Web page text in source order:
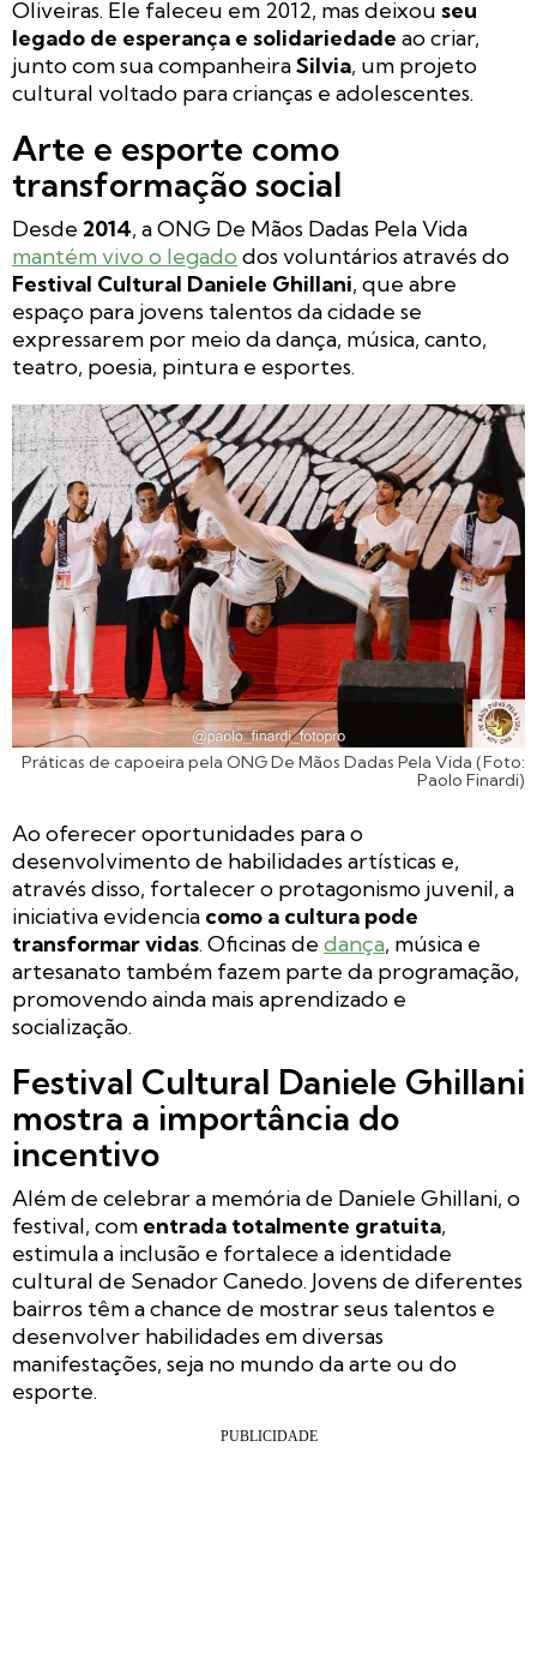
Oliveiras. Ele faleceu em 2012, mas deixou seu
legado de esperança e solidariedade ao criar,
junto com sua companheiraSilvia, um projeto
cultural voltado para crianças e adolescentes.
Arte e esporte como
transformação social
Desde 2014, a ONG De Mãos Dadas Pela Vida
mantém vivo o legado dos voluntários através do
Festival Cultural Daniele Ghillani, que abre
espaço para jovens talentos da cidade se
expressarem por meio da dança, música, canto,
teatro, poesia, pintura e esportes.
Práticas de capoeira pela ONG De Mãos Dadas Pela Vida (Foto:
Paolo Finardi)
Ao oferecer oportunidades para o
desenvolvimento de habilidades artísticas e,
através disso, fortalecer o protagonismo juvenil, a
iniciativa evidencia como a cultura pode
transformar vidas. Oficinas de dança, música e
artesanato também fazem parte da programação,
promovendo ainda mais aprendizado e
socialização.
Festival Cultural Daniele Ghillani
mostra a importância do
incentivo
Além de celebrar a memória de Daniele Ghillani, o
festival, com entrada totalmente gratuita,
estimula a inclusão e fortalece a identidade
cultural de Senador Canedo. Jovens de diferentes
bairros têm a chance de mostrar seus talentos e
desenvolver habilidades em diversas
manifestações, seja no mundo da arte ou do
esporte.